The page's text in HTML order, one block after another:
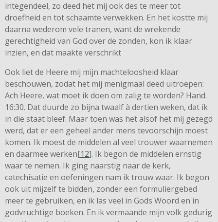
integendeel, zo deed het mij ook des te meer tot
droefheid en tot schaamte verwekken. En het kostte mij
daarna wederom vele tranen, want de wrekende
gerechtigheid van God over de zonden, kon ik klaar
inzien, en dat maakte verschrikt
Ook liet de Heere mij mijn machteloosheid klaar
beschouwen, zodat het mij menigmaal deed uitroepen:
Ach Heere, wat moet ik doen om zalig te worden? Hand.
16:30. Dat duurde zo bijna twaalf à dertien weken, dat ik
in die staat bleef. Maar toen was het alsof het mij gezegd
werd, dat er een geheel ander mens tevoorschijn moest
komen. Ik moest de middelen al veel trouwer waarnemen
en daarmee werken[12]. Ik begon de middelen ernstig
waar te nemen. Ik ging naarstig naar de kerk,
catechisatie en oefeningen nam ik trouw waar. Ik begon
ook uit mijzelf te bidden, zonder een formuliergebed
meer te gebruiken, en ik las veel in Gods Woord en in
godvruchtige boeken. En ik vermaande mijn volk gedurig